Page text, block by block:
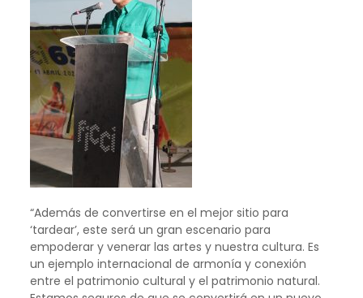
“Además de convertirse en el mejor sitio para
‘tardear’, este será un gran escenario para
empoderar y venerar las artes y nuestra cultura. Es
un ejemplo internacional de armonía y conexión
entre el patrimonio cultural y el patrimonio natural.